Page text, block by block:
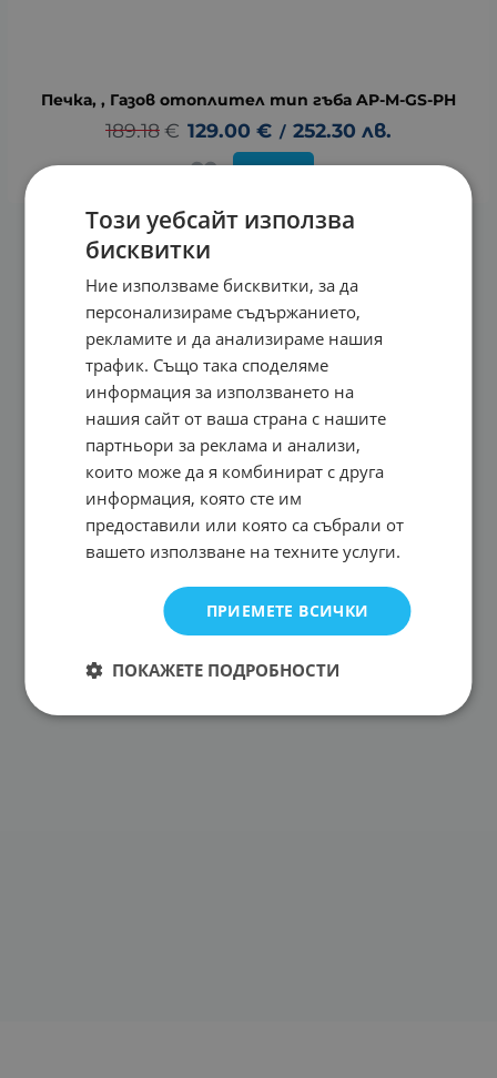
Печка, , Газов отоплител тип гъба AP-M-GS-PH
189.18€ 129.00 € / 252.30 лв.
На страница по:
Този уебсайт използва
бисквитки
Ние използваме бисквитки, за да
персонализираме съдържанието,
рекламите и да анализираме нашия
трафик. Също така споделяме
информация за използването на
нашия сайт от ваша страна с нашите
партньори за реклама и анализи,
които може да я комбинират с друга
информация, която сте им
предоставили или която са събрали от
вашето използване на техните услуги.
ПРИЕМЕТЕ ВСИЧКИ
ПОКАЖЕТЕ ПОДРОБНОСТИ